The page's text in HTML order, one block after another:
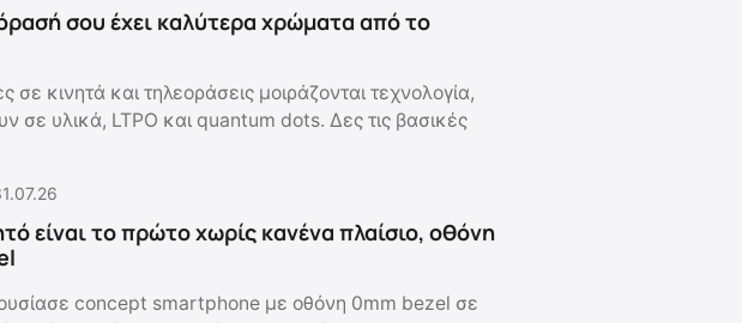
σου έχει καλύτερα χρώματα από το
σε κινητά και τηλεοράσεις μοιράζονται τεχνολογία,
σε υλικά, LTPO και quantum dots. Δες τις βασικές
είναι το πρώτο χωρίς κανένα πλαίσιο, οθόνη
concept smartphone με οθόνη 0mm bezel σε